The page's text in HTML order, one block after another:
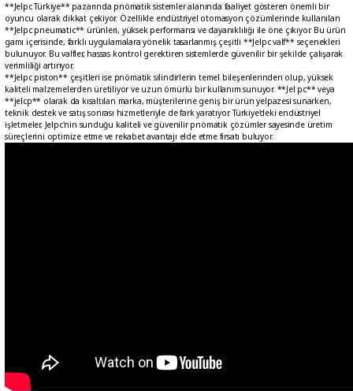
**Jelpc Türkiye** pazarında pnömatik sistemler alanında faaliyet gösteren önemli bir
oyuncu olarak dikkat çekiyor. Özellikle endüstriyel otomasyon çözümlerinde kullanılan
**Jelpc pneumatic** ürünleri, yüksek performansı ve dayanıklılığı ile öne çıkıyor. Bu ürün
gamı içerisinde, farklı uygulamalara yönelik tasarlanmış çeşitli **Jelpc valf** seçenekleri
bulunuyor. Bu valfler, hassas kontrol gerektiren sistemlerde güvenilir bir şekilde çalışarak
verimliliği artırıyor.
**Jelpc piston** çeşitleri ise pnömatik silindirlerin temel bileşenlerinden olup, yüksek
kaliteli malzemelerden üretiliyor ve uzun ömürlü bir kullanım sunuyor. **Jel pc** veya
**jelcp** olarak da kısaltılan marka, müşterilerine geniş bir ürün yelpazesi sunarken,
teknik destek ve satış sonrası hizmetleriyle de fark yaratıyor. Türkiye'deki endüstriyel
işletmeler, Jelpc'nin sunduğu kaliteli ve güvenilir pnömatik çözümler sayesinde üretim
süreçlerini optimize etme ve rekabet avantajı elde etme fırsatı buluyor.